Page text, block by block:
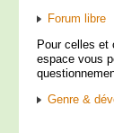
Forum libre
Pour celles et
espace vous
Genre &